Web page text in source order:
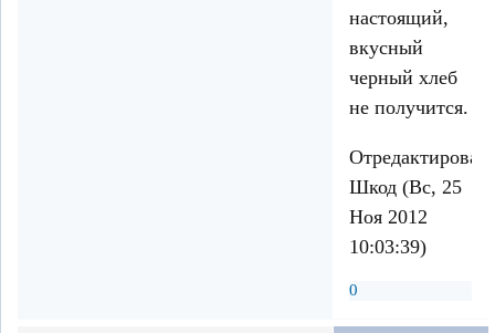
настоящий,
вкусный
черный хлеб
не получится.
Шкод (Вс, 25
Ноя 2012
10:03:39)
0